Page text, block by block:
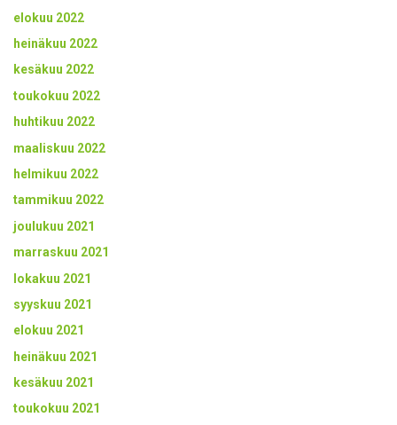
elokuu 2022
heinäkuu 2022
kesäkuu 2022
toukokuu 2022
huhtikuu 2022
maaliskuu 2022
helmikuu 2022
tammikuu 2022
joulukuu 2021
marraskuu 2021
lokakuu 2021
syyskuu 2021
elokuu 2021
heinäkuu 2021
kesäkuu 2021
toukokuu 2021